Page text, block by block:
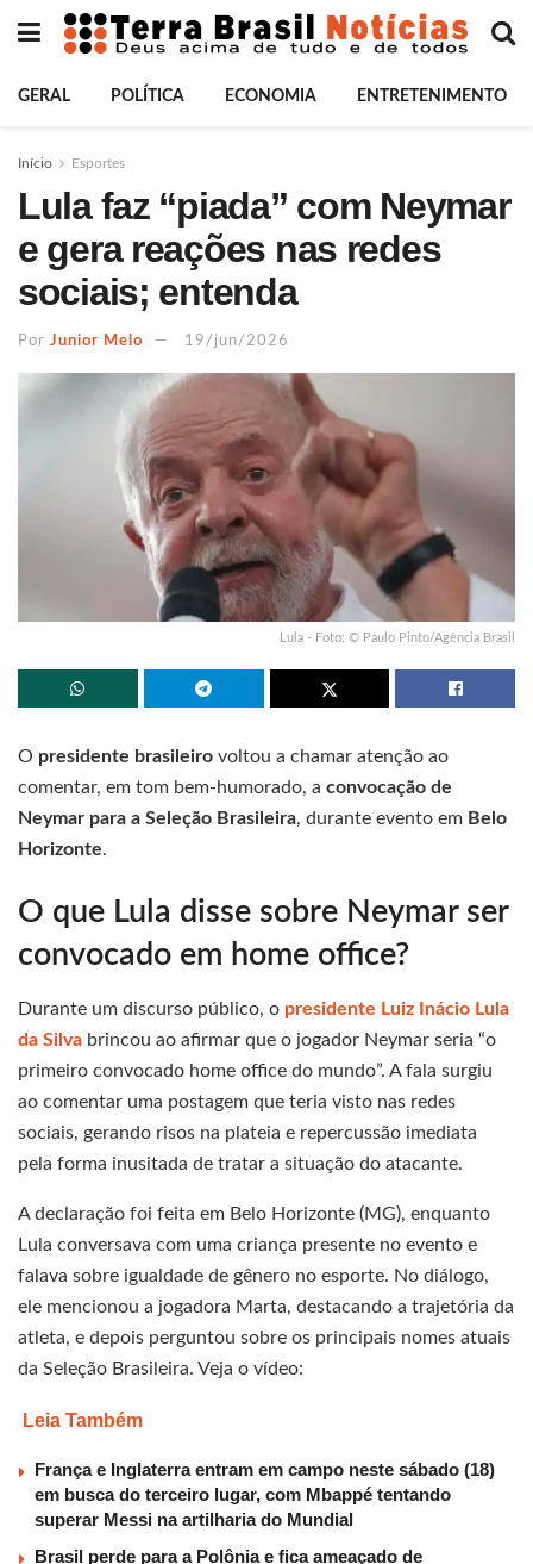
GERAL POLÍTICA ECONOMIA ENTRETENIMENTO
Início Esportes
Lula faz “piada” com Neymar
e gera reações nas redes
sociais; entenda
Por Junior Melo 19/jun/2026
Lula - Foto: © Paulo Pinto/Agência Brasil
O presidente brasileiro voltou a chamar atenção ao
comentar, em tom bem-humorado, a convocação de
Neymar para a Seleção Brasileira, durante evento em Belo
Horizonte.
O que Lula disse sobre Neymar ser
convocado em home office?
Durante um discurso público, o presidente Luiz Inácio Lula
da Silva brincou ao afirmar que o jogador Neymar seria “o
primeiro convocado home office do mundo”. A fala surgiu
ao comentar uma postagem que teria visto nas redes
sociais, gerando risos na plateia e repercussão imediata
pela forma inusitada de tratar a situação do atacante.
A declaração foi feita em Belo Horizonte (MG), enquanto
Lula conversava com uma criança presente no evento e
falava sobre igualdade de gênero no esporte. No diálogo,
ele mencionou a jogadora Marta, destacando a trajetória da
atleta, e depois perguntou sobre os principais nomes atuais
da Seleção Brasileira. Veja o vídeo:
Leia Também
França e Inglaterra entram em campo neste sábado (18)
em busca do terceiro lugar, com Mbappé tentando
superar Messi na artilharia do Mundial
Brasil perde para a Polônia e fica ameaçado de